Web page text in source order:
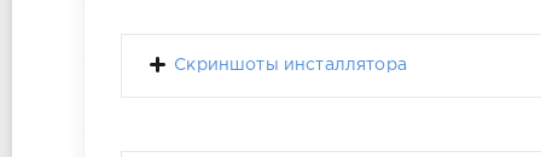
Скриншоты инсталлятора